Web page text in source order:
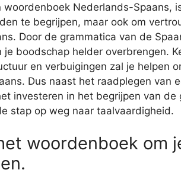
Nederlands-Spaans,
te begrijpen, maar ook om
Door de grammatica van de
boodschap helder overbrengen.
en verbuigingen zal je helpen
Dus naast het raadplegen van
investeren in het begrijpen van de
stap op weg naar taalvaardigheid.
woordenboek om